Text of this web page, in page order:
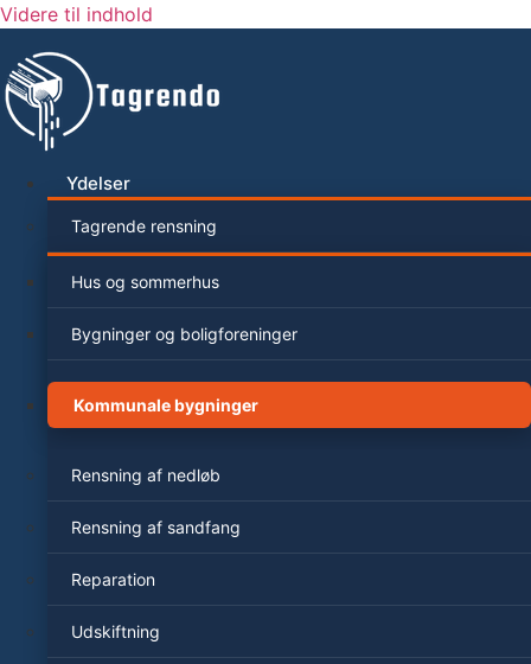
Videre til indhold
Ydelser
Tagrende rensning
Hus og sommerhus
Bygninger og boligforeninger
Kommunale bygninger
Rensning af nedløb
Rensning af sandfang
Reparation
Udskiftning